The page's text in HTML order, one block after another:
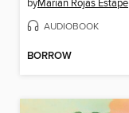
byMarian Rojas Estapé
AUDIOBOOK
BORROW